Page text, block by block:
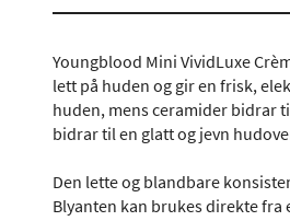
Youngblood Mini VividLuxe
lett på huden og gir en frisk,
huden, mens ceramider bidrar
bidrar til en glatt og jevn
Den lette og blandbare
Blyanten kan brukes direkte fra